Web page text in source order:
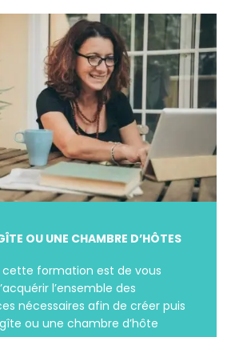
OU UNE CHAMBRE D’HÔTES
cette formation est de vous
l’ensemble des
nécessaires afin de créer puis
ou une chambre d’hôte